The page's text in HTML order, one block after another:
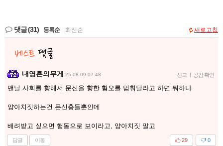
댓글(31) 등록순 최신순 새로고침
내영혼의무게 25-08-09 07:48 신고 | 공감 확인
맨날 사회를 향해서 문신을 향한 혐오를 멈춰달라고 하면 뭐하냐
양아치짓하는건 문신충들뿐인데
배려받고 싶으면 행동으로 보이라고, 양아치짓 말고
답글 이동 0
29